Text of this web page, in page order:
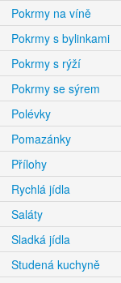
Pokrmy na víně
Pokrmy s bylinkami
Pokrmy s rýží
Pokrmy se sýrem
Polévky
Pomazánky
Přílohy
Rychlá jídla
Saláty
Sladká jídla
Studená kuchyně